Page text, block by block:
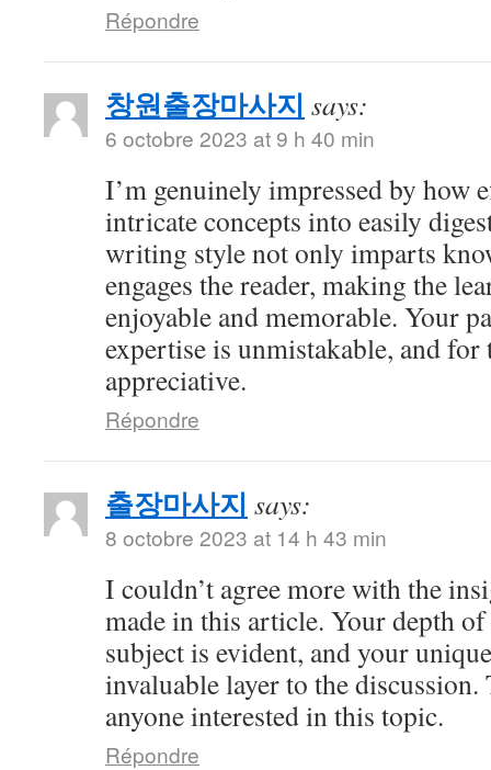
Répondre
창원출장마사지 says:
6 octobre 2023 at 9 h 40 min
I’m genuinely impressed by how
intricate concepts into easily
writing style not only imparts
engages the reader, making the
enjoyable and memorable. Your
expertise is unmistakable, and for
appreciative.
Répondre
출장마사지 says:
8 octobre 2023 at 14 h 43 min
I couldn’t agree more with the
made in this article. Your depth
subject is evident, and your
invaluable layer to the
anyone interested in this topic.
Répondre